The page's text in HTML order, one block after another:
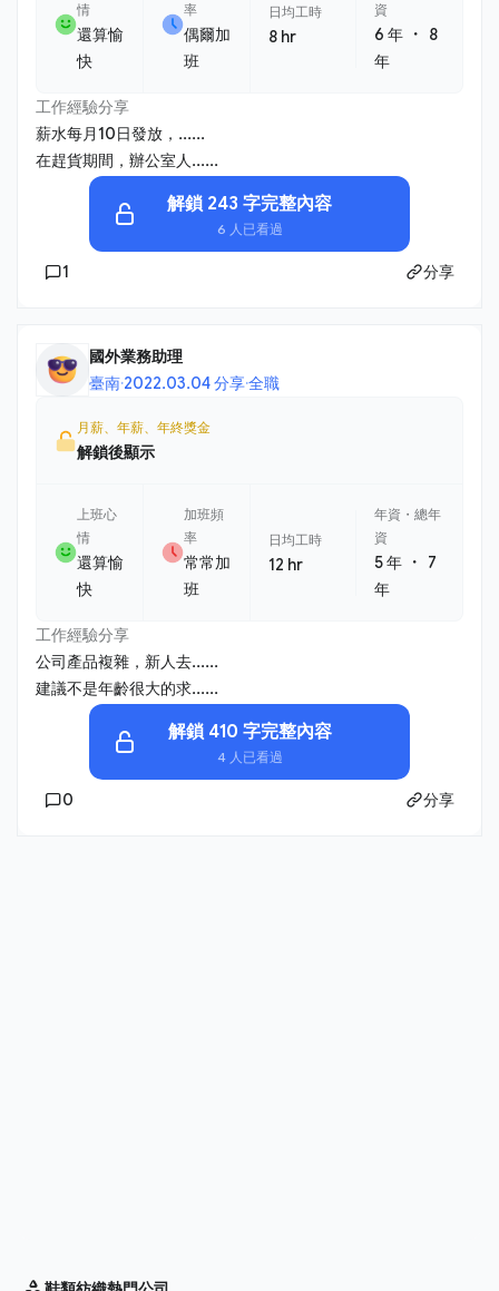
情
還算愉
快
率
偶爾加
班
日均工時
8 hr
資
6 年 ・
8
年
工作經驗分享
薪水每月10日發放，......
在趕貨期間，辦公室人......
解鎖 243 字完整內容
6 人已看過
1 分享
國外業務助理
臺南·2022.03.04 分享·全職
月薪、年薪、年終獎金
解鎖後顯示
上班心
情
還算愉
快
加班頻
率
常常加
班
日均工時
12 hr
年資・總年
資
5 年 ・
7
年
工作經驗分享
公司產品複雜，新人去......
建議不是年齡很大的求......
解鎖 410 字完整內容
4 人已看過
0 分享